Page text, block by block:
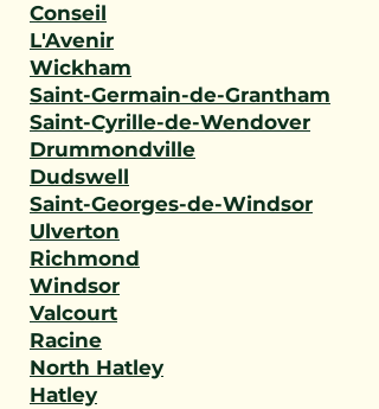
Conseil
L'Avenir
Wickham
Saint-Germain-de-Grantham
Saint-Cyrille-de-Wendover
Drummondville
Dudswell
Saint-Georges-de-Windsor
Ulverton
Richmond
Windsor
Valcourt
Racine
North Hatley
Hatley